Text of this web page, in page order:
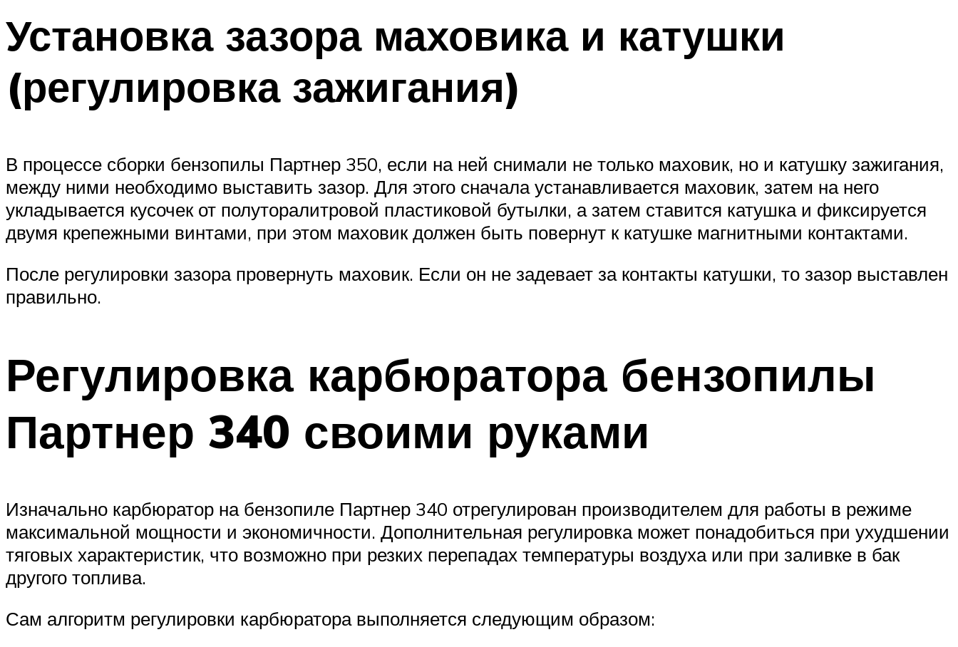
Установка зазора маховика и катушки
(регулировка зажигания)
В процессе сборки бензопилы Партнер 350, если на ней снимали не только маховик, но и катушку зажигания,
между ними необходимо выставить зазор. Для этого сначала устанавливается маховик, затем на него
укладывается кусочек от полуторалитровой пластиковой бутылки, а затем ставится катушка и фиксируется
двумя крепежными винтами, при этом маховик должен быть повернут к катушке магнитными контактами.
После регулировки зазора провернуть маховик. Если он не задевает за контакты катушки, то зазор выставлен
правильно.
Регулировка карбюратора бензопилы
Партнер 340 своими руками
Изначально карбюратор на бензопиле Партнер 340 отрегулирован производителем для работы в режиме
максимальной мощности и экономичности. Дополнительная регулировка может понадобиться при ухудшении
тяговых характеристик, что возможно при резких перепадах температуры воздуха или при заливке в бак
другого топлива.
Сам алгоритм регулировки карбюратора выполняется следующим образом: